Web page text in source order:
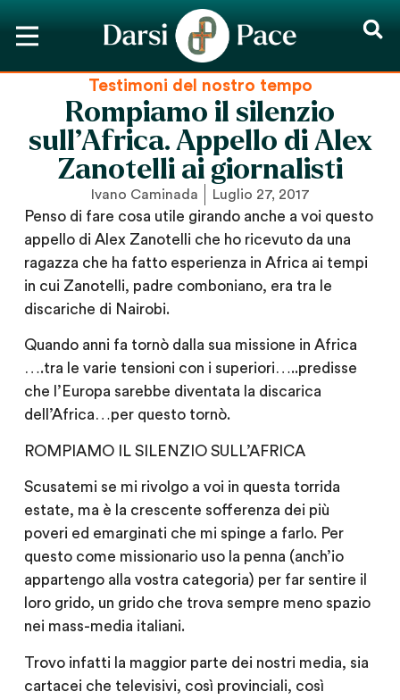
Testimoni del nostro tempo
Rompiamo il silenzio
sull’Africa. Appello di Alex
Zanotelli ai giornalisti
Ivano Caminada Luglio 27, 2017
Penso di fare cosa utile girando anche a voi questo
appello di Alex Zanotelli che ho ricevuto da una
ragazza che ha fatto esperienza in Africa ai tempi
in cui Zanotelli, padre comboniano, era tra le
discariche di Nairobi.
Quando anni fa tornò dalla sua missione in Africa
….tra le varie tensioni con i superiori…..predisse
che l’Europa sarebbe diventata la discarica
dell’Africa…per questo tornò.
ROMPIAMO IL SILENZIO SULL’AFRICA
Scusatemi se mi rivolgo a voi in questa torrida
estate, ma è la crescente sofferenza dei più
poveri ed emarginati che mi spinge a farlo. Per
questo come missionario uso la penna (anch’io
appartengo alla vostra categoria) per far sentire il
loro grido, un grido che trova sempre meno spazio
nei mass-media italiani.
Trovo infatti la maggior parte dei nostri media, sia
cartacei che televisivi, così provinciali, così